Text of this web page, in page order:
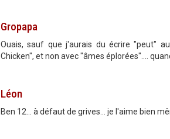
Gropapa
Ouais, sauf que j'aurais du écrire "peut"
Chicken", et non avec "âmes éplorées"....
Léon
Ben 12... à défaut de grives... je l'aime bien